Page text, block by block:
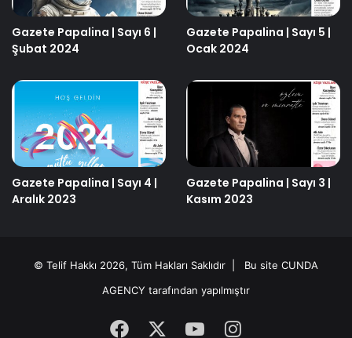
Gazete Papalina | Sayı 6 |
Şubat 2024
Gazete Papalina | Sayı 5 |
Ocak 2024
Gazete Papalina | Sayı 4 |
Aralık 2023
Gazete Papalina | Sayı 3 |
Kasım 2023
© Telif Hakkı 2026, Tüm Hakları Saklıdır | Bu site CUNDA
AGENCY tarafından yapılmıştır
FacebookYouTubeInstagram